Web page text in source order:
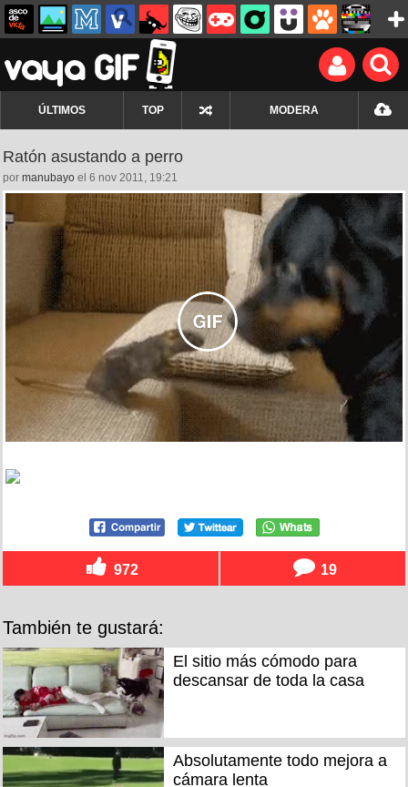
ÚLTIMOS TOP MODERA
Ratón asustando a perro
por manubayo el 6 nov 2011, 19:21
972 19
También te gustará:
El sitio más cómodo para
descansar de toda la casa
Absolutamente todo mejora a
cámara lenta